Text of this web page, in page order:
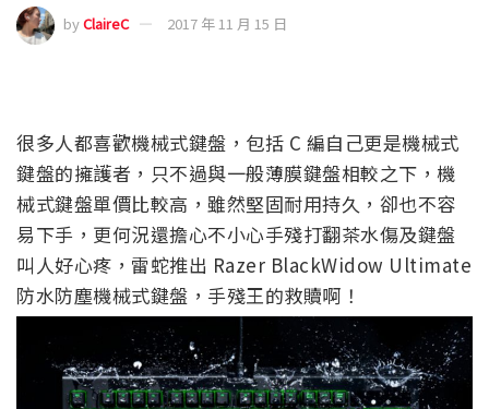
byClaireC 2017 年 11 月 15 日
很多人都喜歡機械式鍵盤，包括 C 編自己更是機械式
鍵盤的擁護者，只不過與一般薄膜鍵盤相較之下，機
械式鍵盤單價比較高，雖然堅固耐用持久，卻也不容
易下手，更何況還擔心不小心手殘打翻茶水傷及鍵盤
叫人好心疼，雷蛇推出 Razer BlackWidow Ultimate
防水防塵機械式鍵盤，手殘王的救贖啊！